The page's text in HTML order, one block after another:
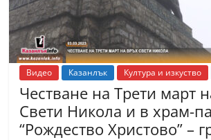
Видео Казанлък Култура и изкуство
Честване на Трети март
Свети Никола и в храм-
“Рождество Христово” –